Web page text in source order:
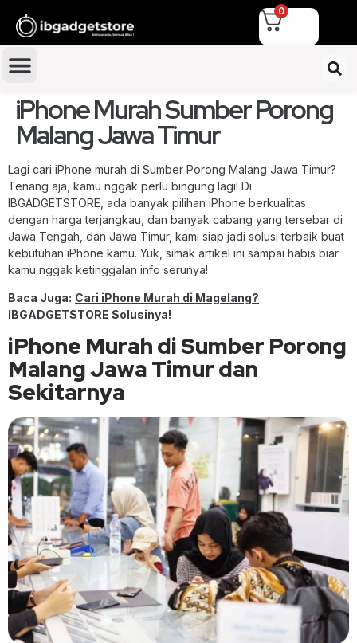
0
iPhone Murah Sumber Porong
Malang Jawa Timur
Lagi cari iPhone murah di Sumber Porong Malang Jawa Timur?
Tenang aja, kamu nggak perlu bingung lagi! Di
IBGADGETSTORE, ada banyak pilihan iPhone berkualitas
dengan harga terjangkau, dan banyak cabang yang tersebar di
Jawa Tengah, dan Jawa Timur, kami siap jadi solusi terbaik buat
kebutuhan iPhone kamu. Yuk, simak artikel ini sampai habis biar
kamu nggak ketinggalan info serunya!
Baca Juga: Cari iPhone Murah di Magelang?
IBGADGETSTORE Solusinya!
iPhone Murah di Sumber Porong
Malang Jawa Timur dan
Sekitarnya